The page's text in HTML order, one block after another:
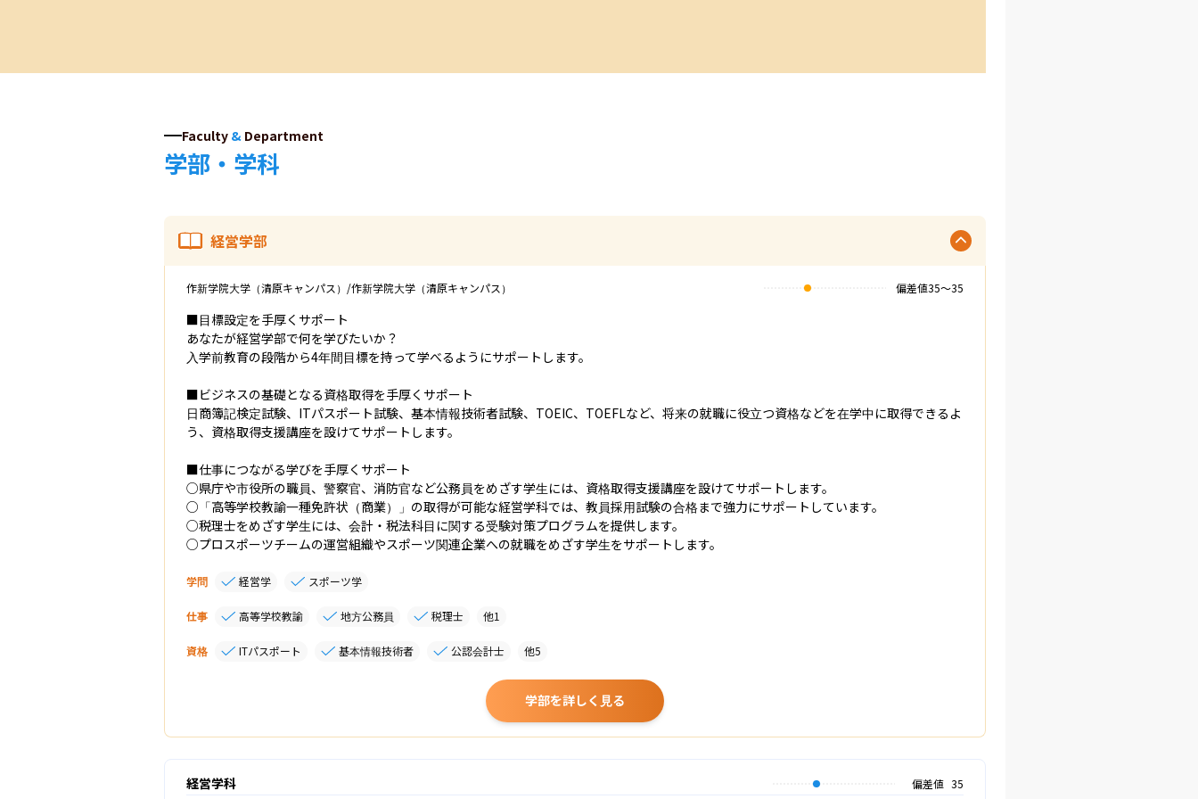
Faculty & Department
学部・学科
経営学部
作新学院大学（清原キャンパス）/作新学院大学（清原キャンパス） 偏差値35〜35
■目標設定を手厚くサポート
あなたが経営学部で何を学びたいか？
入学前教育の段階から4年間目標を持って学べるようにサポートします。
■ビジネスの基礎となる資格取得を手厚くサポート
日商簿記検定試験、ITパスポート試験、基本情報技術者試験、TOEIC、TOEFLなど、将来の就職に役立つ資格などを在学中に取得できるよ
う、資格取得支援講座を設けてサポートします。
■仕事につながる学びを手厚くサポート
○県庁や市役所の職員、警察官、消防官など公務員をめざす学生には、資格取得支援講座を設けてサポートします。
○「高等学校教諭一種免許状（商業）」の取得が可能な経営学科では、教員採用試験の合格まで強力にサポートしています。
○税理士をめざす学生には、会計・税法科目に関する受験対策プログラムを提供します。
○プロスポーツチームの運営組織やスポーツ関連企業への就職をめざす学生をサポートします。
学問 経営学 スポーツ学
仕事 高等学校教諭 地方公務員 税理士 他1
資格 ITパスポート 基本情報技術者 公認会計士 他5
学部を詳しく見る
経営学科 偏差値 35